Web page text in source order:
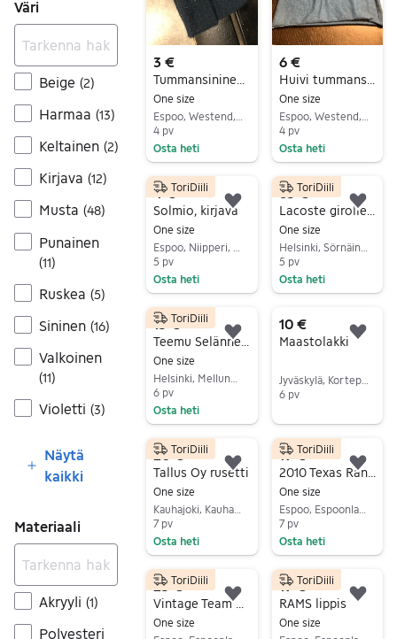
Väri
Beige (2)
Harmaa (13)
Keltainen (2)
Kirjava (12)
Musta (48)
Punainen
(11)
Ruskea (5)
Sininen (16)
Valkoinen
(11)
Violetti (3)
Näytä
kaikki
Materiaali
Akryyli (1)
Polyesteri
3 €
One size
4 pv
Osta heti
6 €
One size
4 pv
Osta heti
4 €
Solmio, kirjava
One size
5 pv
Osta heti
ToriDiili
Lisää suosikiksi.
65 €
One size
Helsinki, Sörnäinen, Uusimaa
5 pv
Osta heti
ToriDiili
15 €
One size
6 pv
Osta heti
ToriDiili
Lisää suosikiksi.
10 €
Maastolakki
Jyväskylä, Kortepohja, Keski-Suomi
6 pv
Siirry ilmoitukseen
20 €
Tallus Oy rusetti
One size
7 pv
Osta heti
ToriDiili
Lisää suosikiksi.
19 €
2010 Texas Rangersin lippalakki
One size
Espoo, Espoonlahti, Uusimaa
7 pv
Osta heti
ToriDiili
25 €
Vintage Team USA Olympics lippis
One size
ToriDiili
Lisää suosikiksi.
19 €
RAMS lippis
One size
ToriDiili